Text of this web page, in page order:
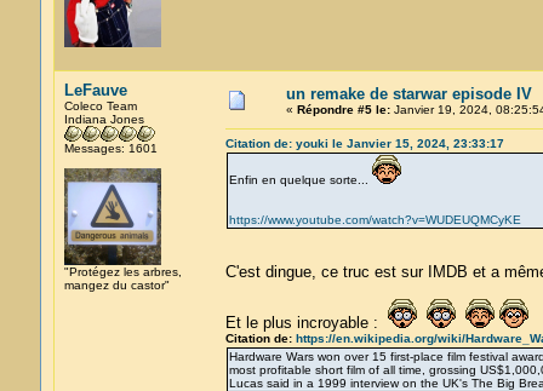
LeFauve
Coleco Team
Indiana Jones
Messages: 1601
"Protégez les arbres,
mangez du castor"
un remake de starwar episode IV
« Répondre #5 le:Janvier 19, 2024,
Citation de: youki le Janvier 15, 2024, 23:33:17
Enfin en quelque sorte...
https://www.youtube.com/watch?v=WUDEUQMCyKE
C'est dingue, ce truc est sur IMDB et a
Et le plus incroyable :
Citation de: https://en.wikipedia.org/wiki/
Hardware Wars won over 15 first-place film festival
most profitable short film of all time, grossing
Lucas said in a 1999 interview on the UK's The Big